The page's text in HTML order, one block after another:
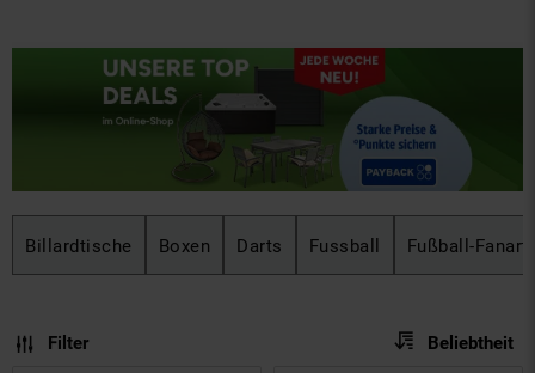
Billardtische Boxen Darts Fussball Fußball-
Filter Sortierung:
Beliebtheit